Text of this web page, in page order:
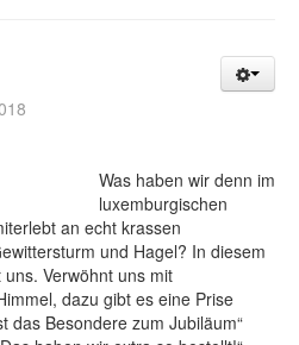
Was haben wir denn im
luxemburgischen
an echt krassen
und Hagel? In diesem
Verwöhnt uns mit
dazu gibt es eine Prise
das Besondere zum Jubiläum“